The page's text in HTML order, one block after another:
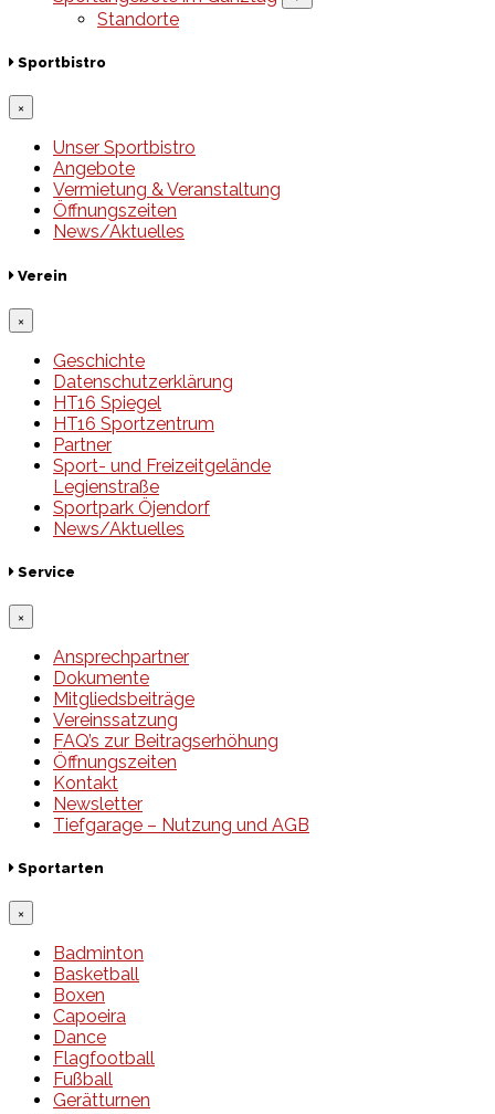
Standorte
Sportbistro
×
Unser Sportbistro
Angebote
Vermietung & Veranstaltung
Öffnungszeiten
News/Aktuelles
Verein
×
Geschichte
Datenschutzerklärung
HT16 Spiegel
HT16 Sportzentrum
Partner
Sport- und Freizeitgelände
Legienstraße
Sportpark Öjendorf
News/Aktuelles
Service
×
Ansprechpartner
Dokumente
Mitgliedsbeiträge
Vereinssatzung
FAQ’s zur Beitragserhöhung
Öffnungszeiten
Kontakt
Newsletter
Tiefgarage – Nutzung und AGB
Sportarten
×
Badminton
Basketball
Boxen
Capoeira
Dance
Flagfootball
Fußball
Gerätturnen